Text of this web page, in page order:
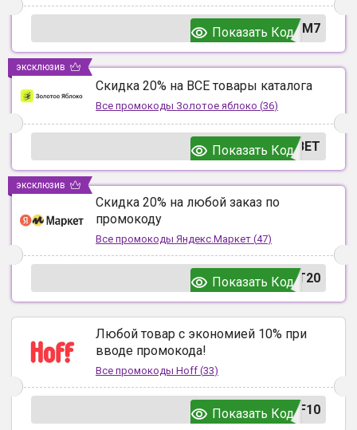
UM7
Показать Код
Скидка 20% на ВСЕ товары каталога
Все промокоды Золотое яблоко (36)
ВЕТ
Показать Код
эксклюзив
Скидка 20% на любой заказ по
промокоду
Все промокоды Яндекс.Маркет (47)
T20
Показать Код
эксклюзив
Любой товар с экономией 10% при
вводе промокода!
Все промокоды Hoff (33)
F10
Показать Код